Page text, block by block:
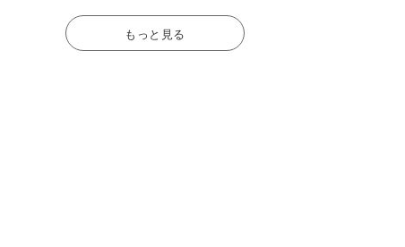
もっと見る